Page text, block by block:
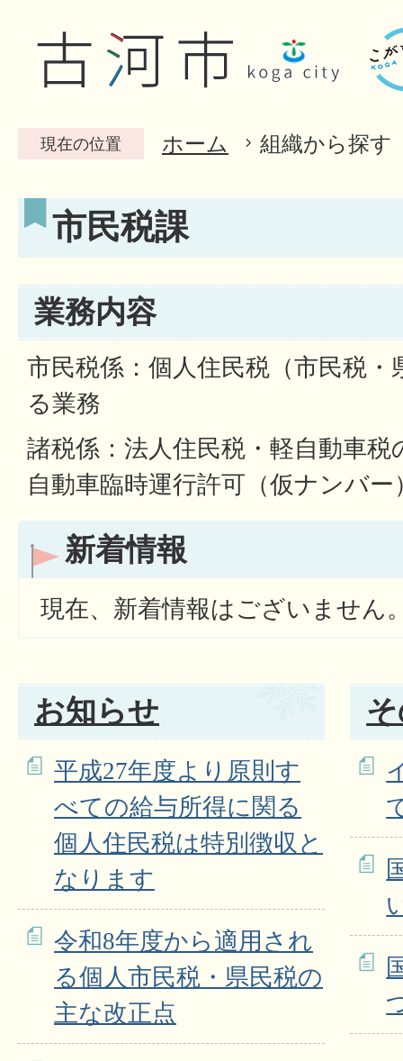
現在の位置 ホーム 組織から探す
市民税課
業務内容
市民税係：個人住民税（市民税
る業務
諸税係：法人住民税・軽自動車
自動車臨時運行許可（仮ナンバ
新着情報
現在、新着情報はございません
お知らせ
平成27年度より原則す
べての給与所得に関る
個人住民税は特別徴収と
なります
令和8年度から適用され
る個人市民税・県民税の
主な改正点